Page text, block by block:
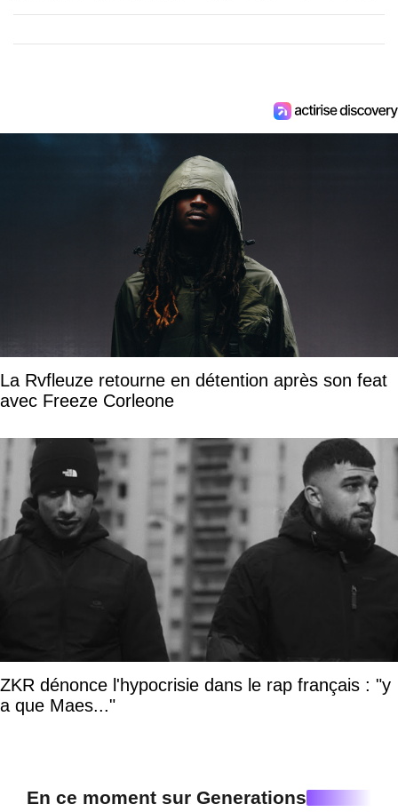
La Rvfleuze retourne en détention après son feat
avec Freeze Corleone
ZKR dénonce l'hypocrisie dans le rap français : "y
a que Maes..."
En ce moment sur Generations